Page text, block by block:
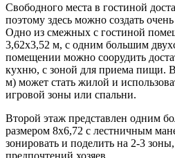
Свободного места в гостиной
поэтому здесь можно создать
Одно из смежных с гостиной
3,62х3,52 м, с одним большим
помещении можно соорудить
кухню, с зоной для приема пищи.
м) может стать жилой и
игровой зоны или спальни.
Второй этаж представлен одним
размером 8х6,72 с лестничным
зонировать и поделить на 2-3
предпочтений хозяев.